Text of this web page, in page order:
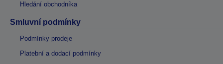
Hledání obchodníka
Smluvní podmínky
Podmínky prodeje
Platební a dodací podmínky